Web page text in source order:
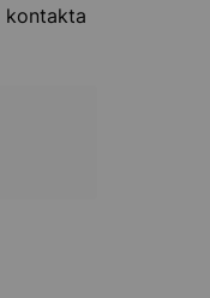
kontakta